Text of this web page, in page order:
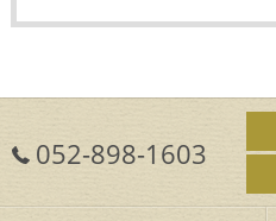
052-898-1603